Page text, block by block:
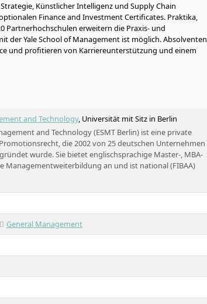
Künstlicher Intelligenz und Supply Chain
Finance and Investment Certificates. Praktika,
Partnerhochschulen erweitern die Praxis- und
der Yale School of Management ist möglich. Absolventen
und profitieren von Karriereunterstützung und einem
and Technology, Universität mit Sitz in Berlin
and Technology (ESMT Berlin) ist eine private
die 2002 von 25 deutschen Unternehmen
wurde. Sie bietet englischsprachige Master-, MBA-
Managementweiterbildung an und ist national (FIBAA)
(Triple Crown). Ihr Campus befindet sich im historischen
General Management